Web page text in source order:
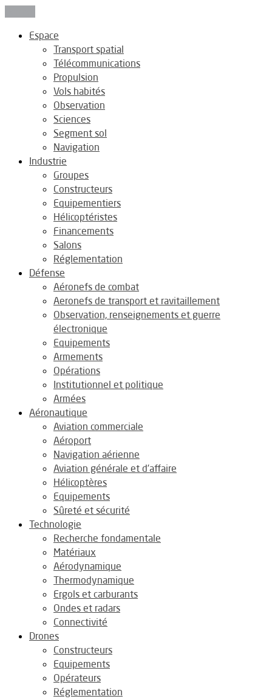
Espace
Transport spatial
Télécommunications
Propulsion
Vols habités
Observation
Sciences
Segment sol
Navigation
Industrie
Groupes
Constructeurs
Equipementiers
Hélicoptéristes
Financements
Salons
Réglementation
Défense
Aéronefs de combat
Aeronefs de transport et ravitaillement
Observation, renseignements et guerre
électronique
Equipements
Armements
Opérations
Institutionnel et politique
Armées
Aéronautique
Aviation commerciale
Aéroport
Navigation aérienne
Aviation générale et d’affaire
Hélicoptères
Equipements
Sûreté et sécurité
Technologie
Recherche fondamentale
Matériaux
Aérodynamique
Thermodynamique
Ergols et carburants
Ondes et radars
Connectivité
Drones
Constructeurs
Equipements
Opérateurs
Réglementation